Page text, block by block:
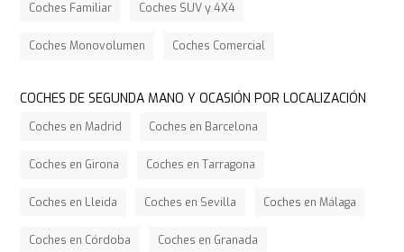
Coches Familiar Coches SUV y 4X4
Coches Monovolumen Coches Comercial
COCHES DE SEGUNDA MANO Y OCASIÓN POR LOCALIZACIÓN
Coches en Madrid Coches en Barcelona
Coches en Girona Coches en Tarragona
Coches en Lleida Coches en Sevilla Coches en Málaga
Coches en Córdoba Coches en Granada